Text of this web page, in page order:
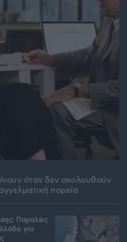
όταν δεν ακολουθούν
πορεία
Παραλίες
για